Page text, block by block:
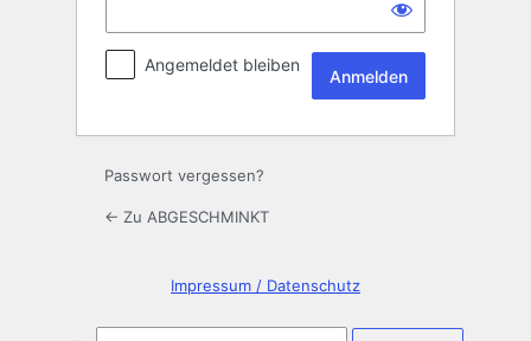
Angemeldet bleiben
Passwort vergessen?
← Zu ABGESCHMINKT
Impressum / Datenschutz